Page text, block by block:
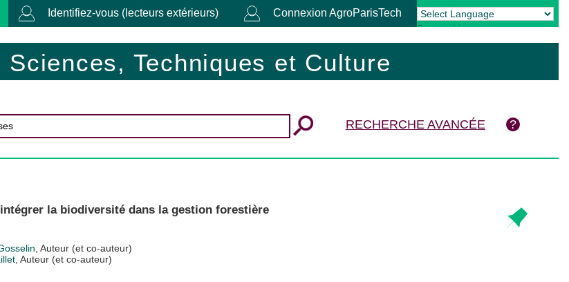
Identifiez-vous (lecteurs extérieurs) Connexion AgroParisTech
Powered by Translate
Sciences, Techniques et Culture
RECHERCHE AVANCÉE
la biodiversité dans la gestion forestière
, Auteur (et co-auteur)
, Auteur (et co-auteur)